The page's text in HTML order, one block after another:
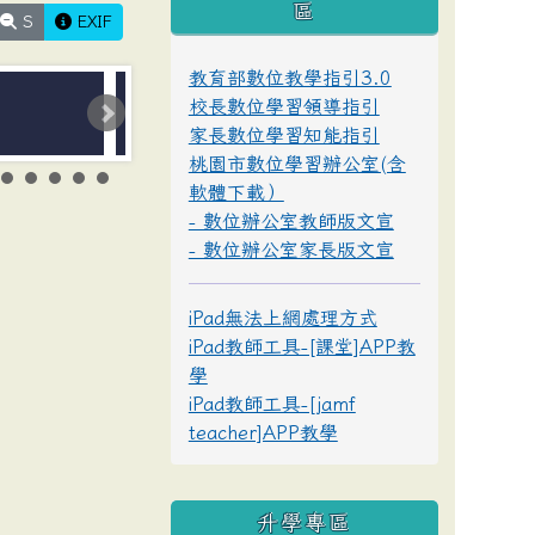
S EXIF
區
教育部數位教學指引3.0
校長數位學習領導指引
家長數位學習知能指引
桃園市數位學習辦公室(含
軟體下載）
- 數位辦公室教師版文宣
- 數位辦公室家長版文宣
iPad無法上網處理方式
iPad教師工具-[課堂]APP教
學
iPad教師工具-[jamf
teacher]APP教學
升學專區